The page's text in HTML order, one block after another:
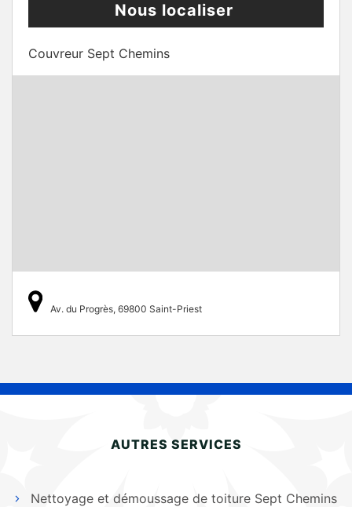
Nous localiser
Couvreur Sept Chemins
Av. du Progrès, 69800 Saint-Priest
AUTRES SERVICES
Nettoyage et démoussage de toiture Sept Chemins